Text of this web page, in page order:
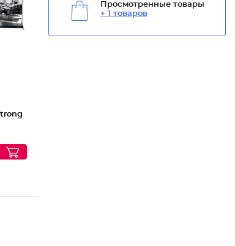
Просмотренные товары
+ 1 товаров